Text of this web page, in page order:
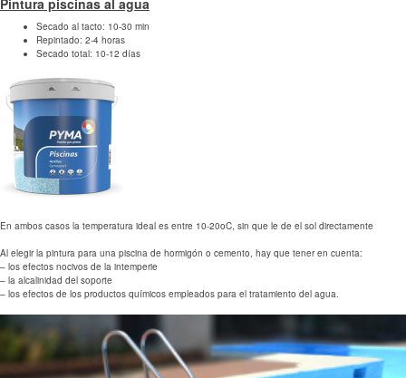
Pintura piscinas al agua
Secado al tacto: 10-30 min
Repintado: 2-4 horas
Secado total: 10-12 días
En ambos casos la temperatura ideal es entre 10-20oC, sin que le de el sol directamente
Al elegir la pintura para una piscina de hormigón o cemento, hay que tener en cuenta:
– los efectos nocivos de la intemperie
– la alcalinidad del soporte
– los efectos de los productos químicos empleados para el tratamiento del agua.